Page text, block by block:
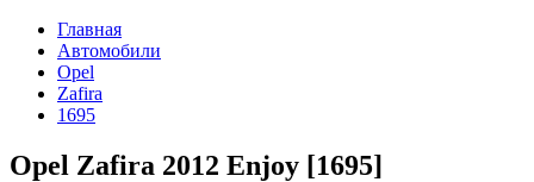
Главная
Автомобили
Opel
Zafira
1695
Opel Zafira 2012 Enjoy [1695]